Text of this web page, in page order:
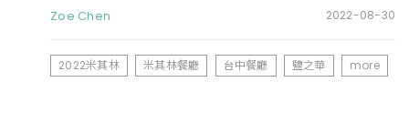
Zoe Chen 2022-08-30
2022米其林 米其林餐廳 台中餐廳 鹽之華 more